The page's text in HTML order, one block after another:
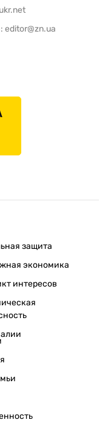
editor@zn.ua
защита
экономика
интересов